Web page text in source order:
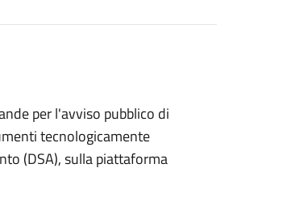
per l'avviso pubblico di
tecnologicamente
(DSA), sulla piattaforma